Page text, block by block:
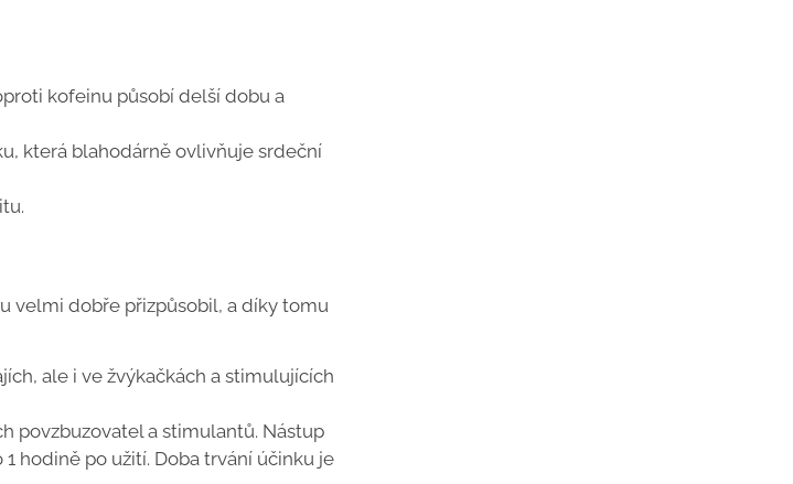
kofeinu působí delší dobu a
která blahodárně ovlivňuje srdeční
velmi dobře přizpůsobil, a díky tomu
ale i ve žvýkačkách a stimulujících
povzbuzovatel a stimulantů. Nástup
hodině po užití. Doba trvání účinku je